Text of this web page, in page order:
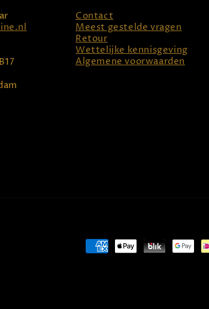
Contact
Meest gestelde vragen
Retour
Wettelijke kennisgeving
Algemene voorwaarden
Betaalmethoden